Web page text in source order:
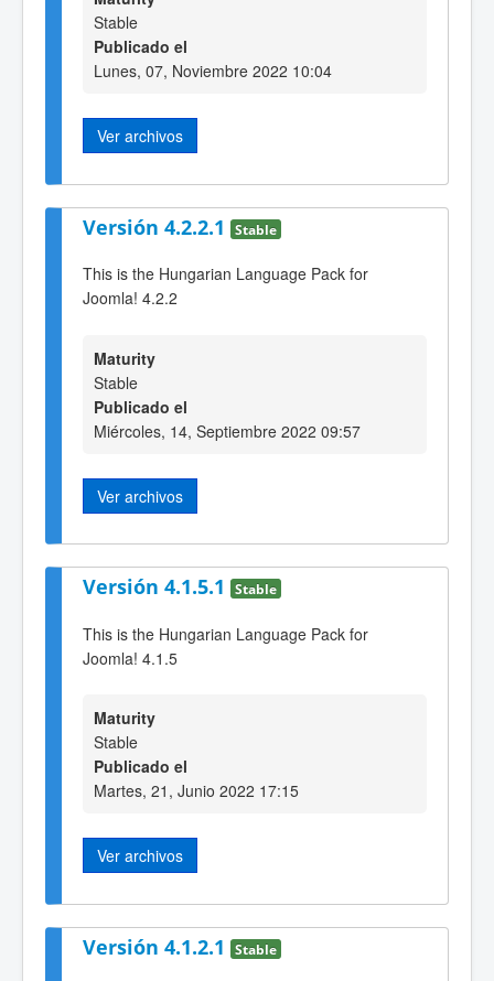
Stable
Publicado el
Lunes, 07, Noviembre 2022 10:04
Ver archivos
Versión 4.2.2.1 Stable
This is the Hungarian Language Pack for
Joomla! 4.2.2
Maturity
Stable
Publicado el
Miércoles, 14, Septiembre 2022 09:57
Ver archivos
Versión 4.1.5.1 Stable
This is the Hungarian Language Pack for
Joomla! 4.1.5
Maturity
Stable
Publicado el
Martes, 21, Junio 2022 17:15
Ver archivos
Versión 4.1.2.1 Stable